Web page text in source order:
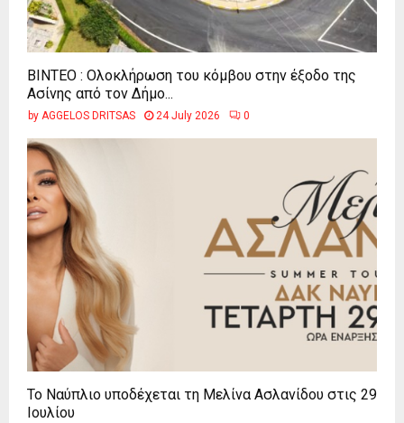
ΒΙΝΤΕΟ : Ολοκλήρωση του κόμβου στην έξοδο της
Ασίνης από τον Δήμο...
by AGGELOS DRITSAS 24 July 2026 0
Το Ναύπλιο υποδέχεται τη Μελίνα Ασλανίδου στις 29
Ιουλίου